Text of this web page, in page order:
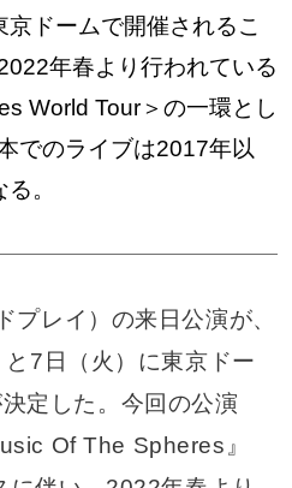
京ドームで開催されるこ
年春より行われている
World Tour＞の一環とし
でのライブは2017年以
。
プレイ）の来日公演が、
7日（火）に東京ドー
定した。今回の公演
Of The Spheres』